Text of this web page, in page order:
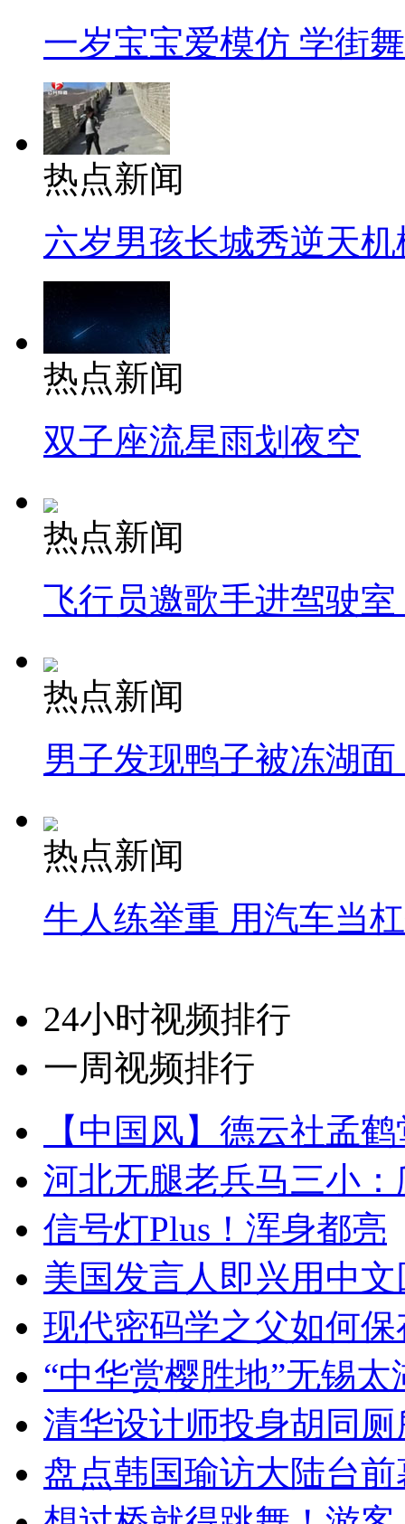
一岁宝宝爱模仿 学街
热点新闻
六岁男孩长城秀逆天机
热点新闻
双子座流星雨划夜空
热点新闻
飞行员邀歌手进驾驶
热点新闻
男子发现鸭子被冻湖
热点新闻
牛人练举重 用汽车当
24小时视频排行
一周视频排行
【中国风】德云社孟
河北无腿老兵马三小
信号灯Plus！浑身都亮
美国发言人即兴用中
现代密码学之父如何
“中华赏樱胜地”无锡
清华设计师投身胡同
盘点韩国瑜访大陆台